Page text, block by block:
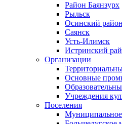
Район Баянзурх
Рыльск
Осинский район
Саянск
Усть-Илимск
Истринский
Организации
Основные
Учреждения
Поселения